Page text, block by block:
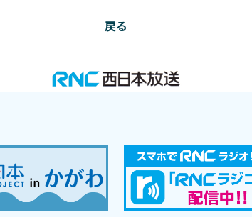
戻る